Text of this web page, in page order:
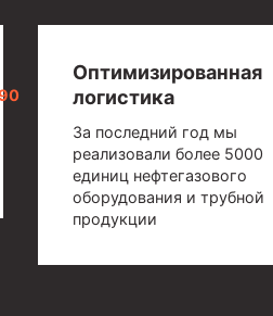
Оптимизированная
логистика
За последний год мы
реализовали более 5000
единиц нефтегазового
оборудования и трубной
продукции